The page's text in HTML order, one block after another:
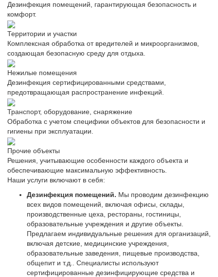
Дезинфекция помещений, гарантирующая безопасность и
комфорт.
Территории и участки
Комплексная обработка от вредителей и микроорганизмов,
создающая безопасную среду для отдыха.
Нежилые помещения
Дезинфекция сертифицированными средствами,
предотвращающая распространение инфекций.
Транспорт, оборудование, снаряжение
Обработка с учетом специфики объектов для безопасности и
гигиены при эксплуатации.
Прочие объекты
Решения, учитывающие особенности каждого объекта и
обеспечивающие максимальную эффективность.
Наши услуги включают в себя:
Дезинфекция помещений. Мы проводим дезинфекцию
всех видов помещений, включая офисы, склады,
производственные цеха, рестораны, гостиницы,
образовательные учреждения и другие объекты.
Предлагаем индивидуальные решения для организаций,
включая детские, медицинские учреждения,
образовательные заведения, пищевые производства,
общепит и т.д.. Специалисты используют
сертифицированные дезинфицирующие средства и